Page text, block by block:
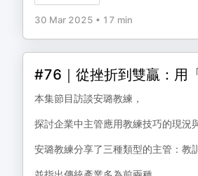
30 Mar 2025 • 17 min
#76｜從挫折到雙贏：用
本集節目訪談安璐教練，
探討企業中主管應用教練技巧的現況
安璐教練分享了三種類型的主管：教